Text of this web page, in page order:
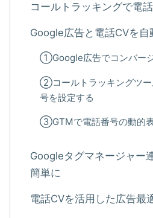
コールトラッキングで電
Google広告と電話CVを
①Google広告でコンバー
②コールトラッキングツー
号を設定する
③GTMで電話番号の動的
Googleタグマネージャー
簡単に
電話CVを活用した広告最